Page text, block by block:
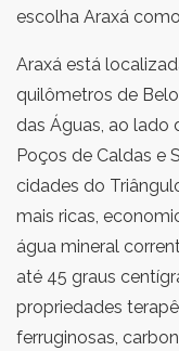
escolha Araxá
Araxá está
quilômetros de
das Águas, ao lado
Poços de Caldas e
cidades do
mais ricas,
água mineral
até 45 graus
propriedades
ferruginosas,